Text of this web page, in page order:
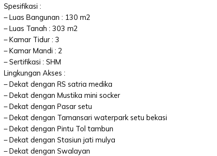
Spesifikasi :
– Luas Bangunan : 130 m2
– Luas Tanah : 303 m2
– Kamar Tidur : 3
– Kamar Mandi : 2
– Sertifikasi : SHM
Lingkungan Akses :
– Dekat dengan RS satria medika
– Dekat dengan Mustika mini socker
– Dekat dengan Pasar setu
– Dekat dengan Tamansari waterpark setu bekasi
– Dekat dengan Pintu Tol tambun
– Dekat dengan Stasiun jati mulya
– Dekat dengan Swalayan